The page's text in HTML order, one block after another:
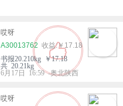
哎呀
A30013762
￥17.18
书报20.210kg ￥17.18
共 20.21kg
6月17日 16:59 -奥北陕西
哎呀